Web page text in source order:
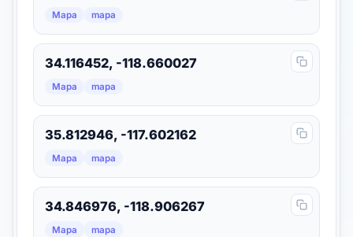
Mapa mapa
34.116452, -118.660027
Mapa mapa
35.812946, -117.602162
Mapa mapa
34.846976, -118.906267
Mapa mapa